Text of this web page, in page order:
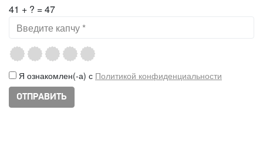
41 + ? = 47
Я ознакомлен(-а) с Политикой конфиденциальности